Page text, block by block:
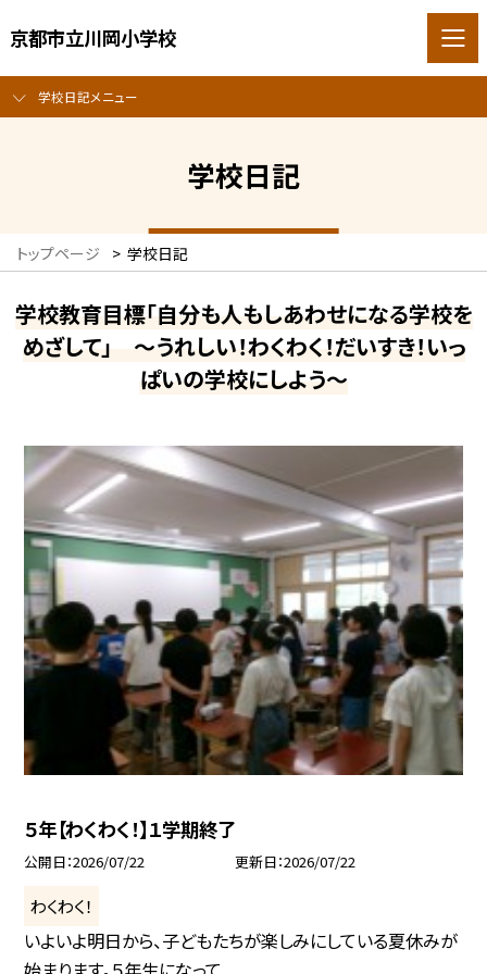
京都市立川岡小学校
学校日記メニュー
学校日記
トップページ > 学校日記
学校教育目標「自分も人もしあわせになる学校を
めざして」 ～うれしい！わくわく！だいすき！いっ
ぱいの学校にしよう～
５年【わくわく！】１学期終了
公開日 2026/07/22 更新日 2026/07/22
わくわく！
いよいよ明日から、子どもたちが楽しみにしている夏休みが